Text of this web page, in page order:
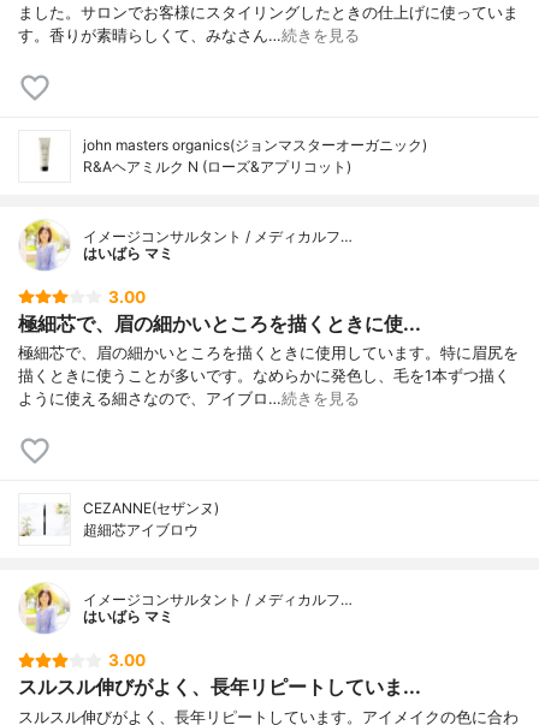
ました。サロンでお客様にスタイリングしたときの仕上げに使っていま
す。香りが素晴らしくて、みなさん…続きを見る
john masters organics(ジョンマスターオーガニック)
R&Aヘアミルク N (ローズ&アプリコット)
イメージコンサルタント / メディカルフ…
はいばら マミ
3.00
極細芯で、眉の細かいところを描くときに使...
極細芯で、眉の細かいところを描くときに使用しています。特に眉尻を
描くときに使うことが多いです。なめらかに発色し、毛を1本ずつ描く
ように使える細さなので、アイブロ…続きを見る
CEZANNE(セザンヌ)
超細芯アイブロウ
イメージコンサルタント / メディカルフ…
はいばら マミ
3.00
スルスル伸びがよく、長年リピートしていま...
スルスル伸びがよく、長年リピートしています。アイメイクの色に合わ